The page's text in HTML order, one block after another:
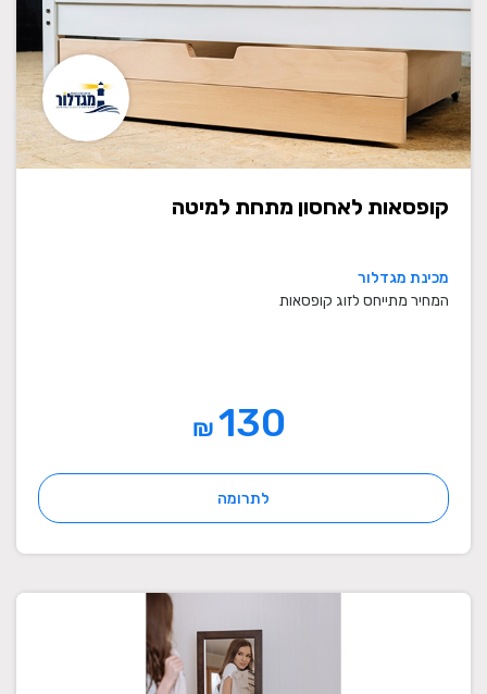
קופסאות לאחסון מתחת למיטה
מכינת מגדלור
המחיר מתייחס לזוג קופסאות
₪
לתרומה